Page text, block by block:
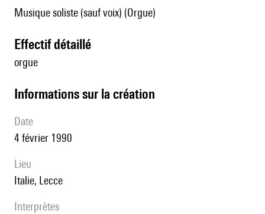
Musique soliste (sauf voix) (Orgue)
effectif détaillé
orgue
informations sur la création
date
4 février 1990
lieu
Italie, Lecce
interprètes